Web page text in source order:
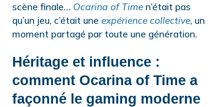
scène finale… Ocarina of Time n’était pas
qu’un jeu, c’était une expérience collective, un
moment partagé par toute une génération.
Héritage et influence :
comment Ocarina of Time a
façonné le gaming moderne